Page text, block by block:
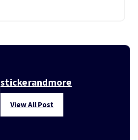
stickerandmore
View All Post